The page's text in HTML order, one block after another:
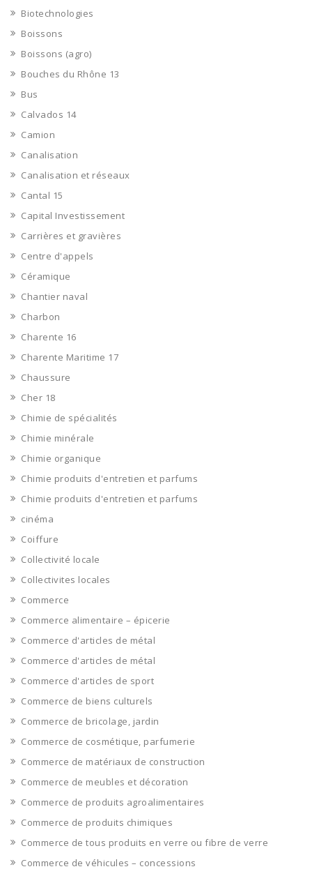
Biotechnologies
Boissons
Boissons (agro)
Bouches du Rhône 13
Bus
Calvados 14
Camion
Canalisation
Canalisation et réseaux
Cantal 15
Capital Investissement
Carrières et gravières
Centre d'appels
Céramique
Chantier naval
Charbon
Charente 16
Charente Maritime 17
Chaussure
Cher 18
Chimie de spécialités
Chimie minérale
Chimie organique
Chimie produits d'entretien et parfums
Chimie produits d'entretien et parfums
cinéma
Coiffure
Collectivité locale
Collectivites locales
Commerce
Commerce alimentaire – épicerie
Commerce d'articles de métal
Commerce d'articles de métal
Commerce d'articles de sport
Commerce de biens culturels
Commerce de bricolage, jardin
Commerce de cosmétique, parfumerie
Commerce de matériaux de construction
Commerce de meubles et décoration
Commerce de produits agroalimentaires
Commerce de produits chimiques
Commerce de tous produits en verre ou fibre de verre
Commerce de véhicules – concessions